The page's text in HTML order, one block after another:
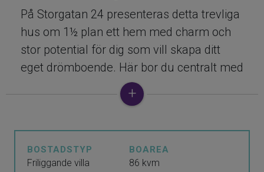
På Storgatan 24 presenteras detta trevliga
hus om 1½ plan ett hem med charm och
stor potential för dig som vill skapa ditt
eget drömboende. Här bor du centralt med
bekvämt gångavstånd till service, skolor,
butiker och kommunikationer ett utmärkt
Entréplanet erbjuder en välplanerad
BOSTADSTYP
Friliggande villa
BOAREA
86 kvm